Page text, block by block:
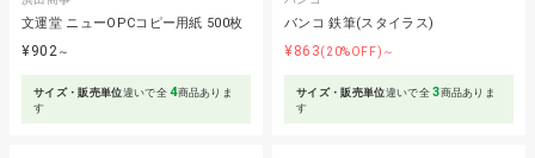
文運堂 ニューOPCコピー用紙 500枚
¥902 ～
サイズ・販売単位違いで全4商品ありま
す
バンコ 鉄筆(スタイラス)
¥863(20%OFF)～
サイズ・販売単位違いで全3商品ありま
す